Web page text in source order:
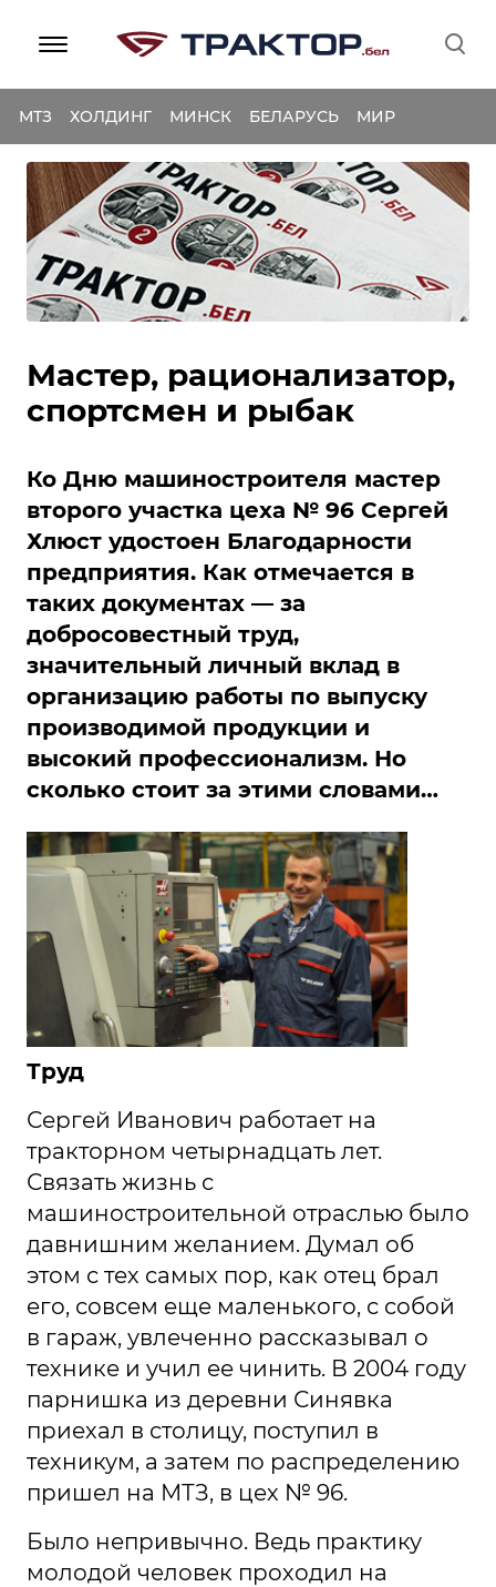
МТЗ ХОЛДИНГ МИНСК БЕЛАРУСЬ МИР
Мастер, рационализатор,
спортсмен и рыбак
Ко Дню машиностроителя мастер
второго участка цеха № 96 Сергей
Хлюст удостоен Благодарности
предприятия. Как отмечается в
таких документах — за
добросовестный труд,
значительный личный вклад в
организацию работы по выпуску
производимой продукции и
высокий профессионализм. Но
сколько стоит за этими словами…
Труд
Сергей Иванович работает на
тракторном четырнадцать лет.
Связать жизнь с
машиностроительной отраслью было
давнишним желанием. Думал об
этом с тех самых пор, как отец брал
его, совсем еще маленького, с собой
в гараж, увлеченно рассказывал о
технике и учил ее чинить. В 2004 году
парнишка из деревни Синявка
приехал в столицу, поступил в
техникум, а затем по распределению
пришел на МТЗ, в цех № 96.
Было непривычно. Ведь практику
молодой человек проходил на